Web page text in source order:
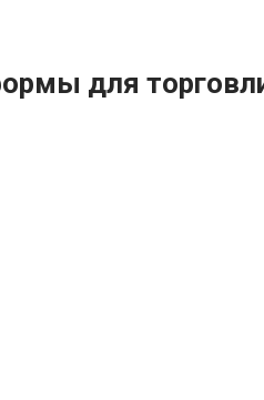
для